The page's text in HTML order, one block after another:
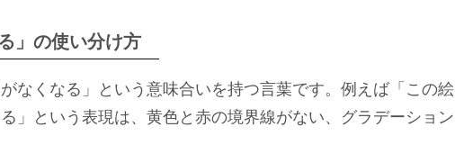
」の使い分け方
なくなる」という意味合いを持つ言葉です。例えば「この絵
」という表現は、黄色と赤の境界線がない、グラデーション